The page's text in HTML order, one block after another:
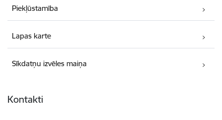
Piekļūstamība
Lapas karte
Sīkdatņu izvēles maiņa
Kontakti